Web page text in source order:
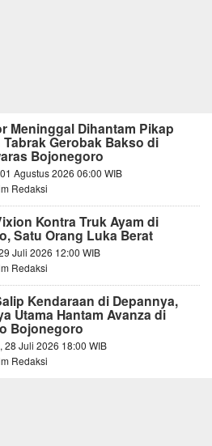
Meninggal Dihantam Pikap
Tabrak Gerobak Bakso di
Bojonegoro
Agustus 2026 06:00 WIB
Redaksi
Kontra Truk Ayam di
Satu Orang Luka Berat
Juli 2026 12:00 WIB
Redaksi
Kendaraan di Depannya,
Utama Hantam Avanza di
Bojonegoro
28 Juli 2026 18:00 WIB
Redaksi